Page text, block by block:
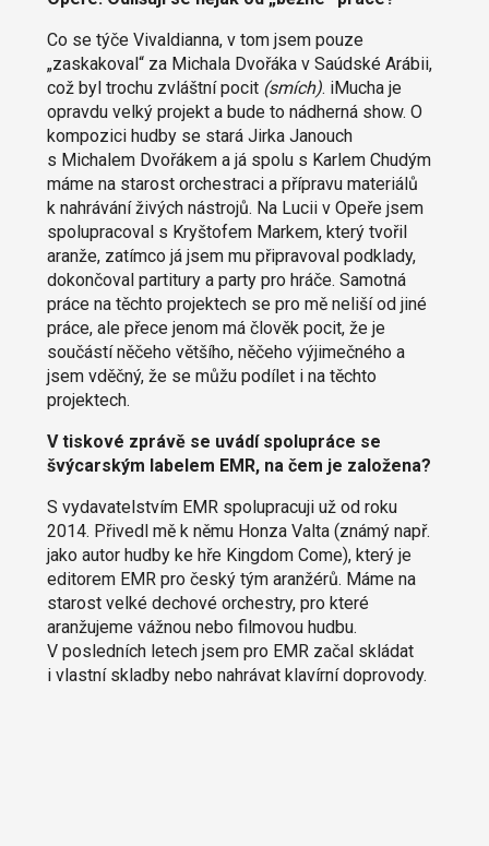
Co se týče Vivaldianna, v tom jsem pouze
„zaskakoval“ za Michala Dvořáka v Saúdské Arábii,
což byl trochu zvláštní pocit (smích). iMucha je
opravdu velký projekt a bude to nádherná show. O
kompozici hudby se stará Jirka Janouch
s Michalem Dvořákem a já spolu s Karlem Chudým
máme na starost orchestraci a přípravu materiálů
k nahrávání živých nástrojů. Na Lucii v Opeře jsem
spolupracoval s Kryštofem Markem, který tvořil
aranže, zatímco já jsem mu připravoval podklady,
dokončoval partitury a party pro hráče. Samotná
práce na těchto projektech se pro mě neliší od jiné
práce, ale přece jenom má člověk pocit, že je
součástí něčeho většího, něčeho výjimečného a
jsem vděčný, že se můžu podílet i na těchto
projektech.
V tiskové zprávě se uvádí spolupráce se
švýcarským labelem EMR, na čem je založena?
S vydavatelstvím EMR spolupracuji už od roku
2014. Přivedl mě k němu Honza Valta (známý např.
jako autor hudby ke hře Kingdom Come), který je
editorem EMR pro český tým aranžérů. Máme na
starost velké dechové orchestry, pro které
aranžujeme vážnou nebo filmovou hudbu.
V posledních letech jsem pro EMR začal skládat
i vlastní skladby nebo nahrávat klavírní doprovody.